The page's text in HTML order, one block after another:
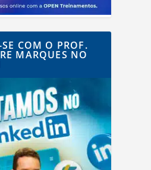
COM O PROF.
MARQUES NO